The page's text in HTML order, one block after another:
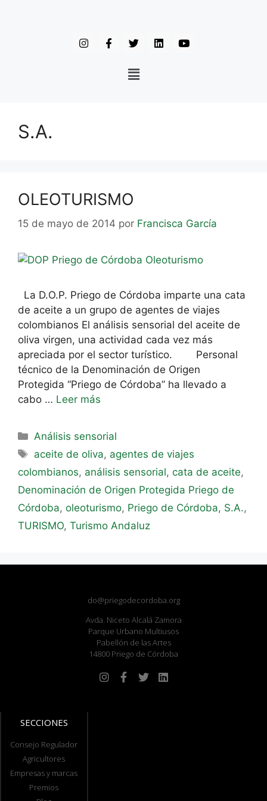
S.A.
OLEOTURISMO
15 de mayo de 2014 por Francisca García
La D.O.P. Priego de Córdoba imparte una cata
de aceite a un grupo de agentes de viajes
colombianos El análisis sensorial del aceite de
oliva virgen, una actividad cada vez más
apreciada por el sector turístico. Personal
técnico de la Denominación de Origen
Protegida “Priego de Córdoba” ha llevado a
cabo … Leer más
Análisis sensorial
aceite de oliva, agentes de viajes
colombianos, análisis sensorial, cata de aceite,
Denominación de Origen Protegida Priego de
Córdoba, oleoturismo, Priego de Córdoba, S.A.,
TURISMO, Turismo Andaluz
do@priegodecordoba.org
Avda. Niceto Alcalá Zamora
Parque Urbano Multiusos
Pabellón de las Artes
14800 Priego de Córdoba
SECCIONES
Consejo Regulador
Agricultores
Empresas y marcas
Premios